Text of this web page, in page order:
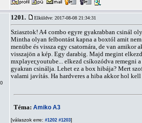
1201. Elküldve: 2017-08-08 21:34:31
Sziasztok! A4 combo egyre gyakrabban csinál
Mintha olyan felbontást kapna a boxtól amit
menübe és vissza egy csatornára, de van
visszajön a kép. Egy darabig. Majd megint
mxplayer,youtube... elkezd csíkozódva remegni
gyakran csinálja. Lehet ez a box hibája? Mert
valami javítás. Ha hardveres a hiba akkor hol
Téma: Amiko A3
[válaszok erre: #1202 #1203]